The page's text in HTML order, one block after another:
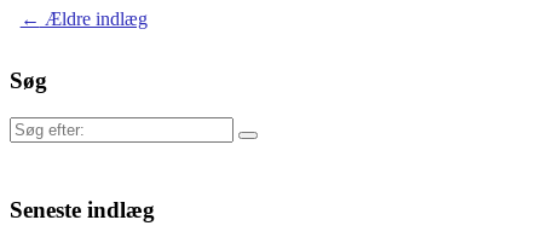
← Ældre indlæg
Søg
Søg
Seneste indlæg